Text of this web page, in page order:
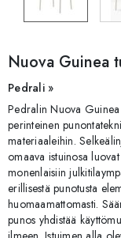
Nuova Guinea
Pedrali »
Pedralin Nuova
perinteinen
materiaaleihin.
omaava istuinosa
monenlaisiin
erillisestä punotusta
huomaamattomasti.
punos yhdistää